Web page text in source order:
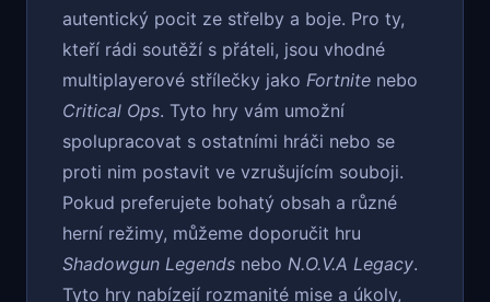
autentický pocit ze střelby a boje. Pro ty,
kteří rádi soutěží s přáteli, jsou vhodné
multiplayerové střílečky jako Fortnite nebo
Critical Ops. Tyto hry vám umožní
spolupracovat s ostatními hráči nebo se
proti nim postavit ve vzrušujícím souboji.
Pokud preferujete bohatý obsah a různé
herní režimy, můžeme doporučit hru
Shadowgun Legends nebo N.O.V.A Legacy.
Tyto hry nabízejí rozmanité mise a úkoly,